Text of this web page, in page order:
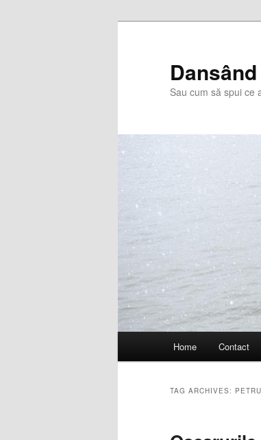
Sau cum să spui ce
Home Contact
TAG ARCHIVES: